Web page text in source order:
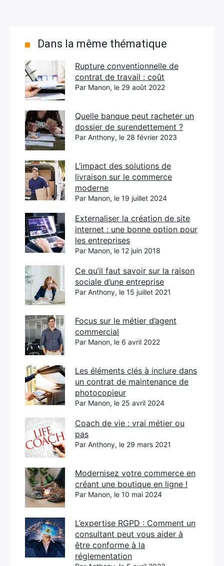
Dans la même thématique
Rupture conventionnelle de
contrat de travail : coût
Par Manon, le 29 août 2022
Quelle banque peut racheter un
dossier de surendettement ?
Par Anthony, le 28 février 2023
L’impact des solutions de
livraison sur le commerce
moderne
Par Manon, le 19 juillet 2024
Externaliser la création de site
internet : une bonne option pour
les entreprises
Par Manon, le 12 juin 2018
Ce qu’il faut savoir sur la raison
sociale d’une entreprise
Par Anthony, le 15 juillet 2021
Focus sur le métier d’agent
commercial
Par Manon, le 6 avril 2022
Les éléments clés à inclure dans
un contrat de maintenance de
photocopieur
Par Manon, le 25 avril 2024
Coach de vie : vrai métier ou
pas
Par Anthony, le 29 mars 2021
Modernisez votre commerce en
créant une boutique en ligne !
Par Manon, le 10 mai 2024
L’expertise RGPD : Comment un
consultant peut vous aider à
être conforme à la
réglementation